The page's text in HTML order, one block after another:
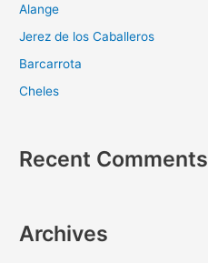
Alange
Jerez de los Caballeros
Barcarrota
Cheles
Recent Comments
Archives